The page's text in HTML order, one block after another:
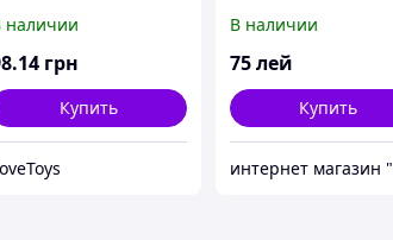
наличии
.14 грн
Купить
В наличии
75лей
Купить